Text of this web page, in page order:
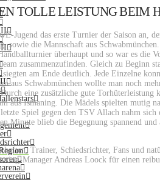
II
II
II
TOLLE LEISTUNG BEIM
Jugend das erste Turnier der Saison an,
sowie die Mannschaft aus
überhaupt und so war es die
zusammenzufinden. Gleich zu Beginn
siegten am Ende deutlich. Jede Einzelne
aus Schwabmünchen wollte man noch
eine zusätzliche gute
aus Ismaning. Die Mädels spielten mutig
letzte Spiel gegen den TSV Allach nahm
Minute blieb die Begegnung spannend
Trainer, Schiedsrichter, Fans und
Manager Andreas Loock für einen